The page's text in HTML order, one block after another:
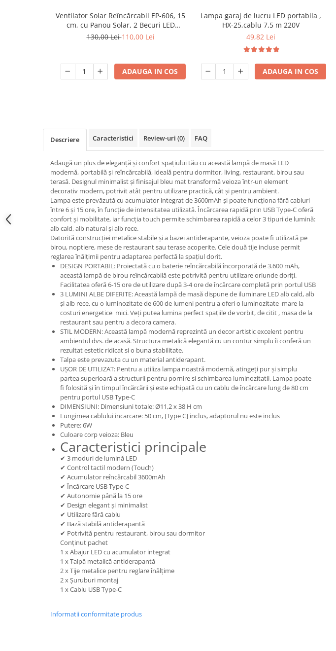
Dulii/Dulie adaptor
Electrocasnice de mici dimensiuni
Multimetru Digital
Întrerupătoare/Comutatoare
Ştechere/Stecher adaptor
Ţeavă PVC
Corpuri Led lineare
Feronerie
Butuc yala,Broaste usa,Lacat
Tablou si sigurante electrice
Scule / utile / sonerii/ rulete
Scule / utile / sonerii/ rulete
Adezivi si benzi adezive
Chei , clesti , patenti
Cose / Coliere plastic
Pistoale de lipit si accesorii
taiat,accesorii pentru gaurit si
Accesorii camping
Conetica si conexiuni
Masina de facut gheata
Produse grele si voluminoase
Ventilator Solar Reîncărcabil EP-606, 15
cm, cu Panou Solar, 2 Becuri LED
Incluse, Acumulator 3000 mAh, USB
130,00 Lei110,00 Lei
ADAUGA IN COS
Lampa garaj de lucru LED portabila ,
HX-25,cablu 7,5 m 220V
49,82 Lei
ADAUGA IN COS
Descriere Caracteristici Review-uri (0) FAQ
Adaugă un plus de eleganță și confort spațiului tău cu această lampă de masă LED
modernă, portabilă și reîncărcabilă, ideală pentru dormitor, living, restaurant, birou sau
terasă. Designul minimalist și finisajul bleu mat transformă veioza într-un element
decorativ modern, potrivit atât pentru utilizare practică, cât și pentru ambient.
Lampa este prevăzută cu acumulator integrat de 3600mAh și poate funcționa fără cabluri
între 6 și 15 ore, în funcție de intensitatea utilizată. Încărcarea rapidă prin USB Type-C oferă
confort și mobilitate, iar funcția touch permite schimbarea rapidă a celor 3 tipuri de lumină:
alb cald, alb natural și alb rece.
Datorită construcției metalice stabile și a bazei antiderapante, veioza poate fi utilizată pe
birou, noptiere, mese de restaurant sau terase acoperite. Cele două tije incluse permit
reglarea înălțimii pentru adaptarea perfectă la spațiul dorit.
DESIGN PORTABIL: Proiectată cu o baterie reîncărcabilă încorporată de 3.600 mAh,
această lampă de birou reîncărcabilă este potrivită pentru utilizare oriunde doriți.
Facilitatea oferă 6-15 ore de utilizare după 3-4 ore de încărcare completă prin portul USB
3 LUMINI ALBE DIFERITE: Această lampă de masă dispune de iluminare LED alb cald, alb
și alb rece, cu o luminozitate de 600 de lumeni pentru a oferi o luminozitate mare la
costuri energetice mici. Veți putea lumina perfect spațiile de vorbit, de citit , masa de la
restaurant sau pentru a decora camera.
STIL MODERN: Această lampă modernă reprezintă un decor artistic excelent pentru
ambientul dvs. de acasă. Structura metalică elegantă cu un contur simplu îi conferă un
rezultat estetic ridicat si o buna stabilitate.
Talpa este prevazuta cu un material antiderapant.
UȘOR DE UTILIZAT: Pentru a utiliza lampa noastră modernă, atingeți pur și simplu
partea superioară a structurii pentru pornire si schimbarea luminozitatii. Lampa poate
fi folosită și în timpul încărcării și este echipată cu un cablu de încărcare lung de 80 cm
pentru portul USB Type-C
DIMENSIUNI: Dimensiuni totale: Ø11,2 x 38 H cm
Lungimea cablului incarcare: 50 cm, [Type C] inclus, adaptorul nu este inclus
Putere: 6W
Culoare corp veioza: Bleu
Caracteristici principale
✔ 3 moduri de lumină LED
✔ Control tactil modern (Touch)
✔ Acumulator reîncărcabil 3600mAh
✔ Încărcare USB Type-C
✔ Autonomie până la 15 ore
✔ Design elegant și minimalist
✔ Utilizare fără cablu
✔ Bază stabilă antiderapantă
✔ Potrivită pentru restaurant, birou sau dormitor
Conținut pachet
1 x Abajur LED cu acumulator integrat
1 x Talpă metalică antiderapantă
2 x Tije metalice pentru reglare înălțime
2 x Șuruburi montaj
1 x Cablu USB Type-C
Informatii conformitate produs